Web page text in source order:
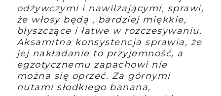
odżywczymi i nawilżającymi, sprawi,
że włosy będą , bardziej miękkie,
błyszczące i łatwe w rozczesywaniu.
Aksamitna konsystencja sprawia, że
jej nakładanie to przyjemność, a
egzotycznemu zapachowi nie
można się oprzeć. Za górnymi
nutami słodkiego banana,